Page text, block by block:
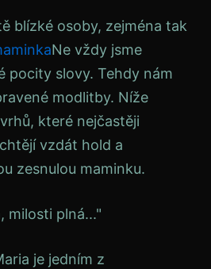
blízké osoby, zejména tak
Ne vždy jsme
pocity slovy. Tehdy nám
modlitby. Níže
které nejčastěji
vzdát hold a
zesnulou maminku.
milosti plná..."
je jedním z